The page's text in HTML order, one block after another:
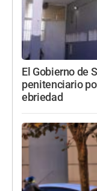
El Gobierno de
penitenciario
ebriedad